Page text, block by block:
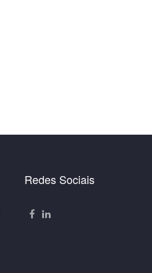
Redes Sociais